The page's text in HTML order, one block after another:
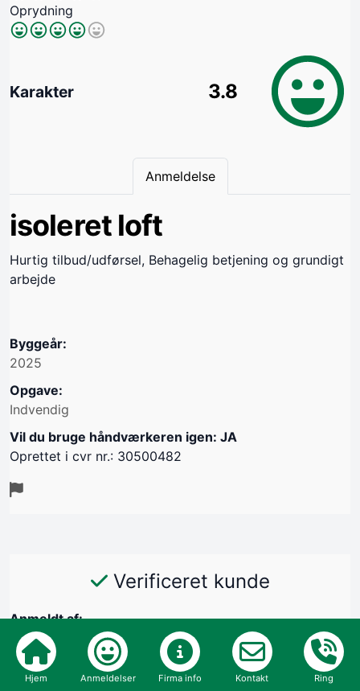
Oprydning
Karakter 3.8
Anmeldelse
isoleret loft
Hurtig tilbud/udførsel, Behagelig betjening og grundigt
arbejde
Byggeår:
2025
Opgave:
Indvendig
Vil du bruge håndværkeren igen: JA
Oprettet i cvr nr.: 30500482
Verificeret kunde
Anmeldt af:
Lis Andersen, 3140 ålsgårde
21/05-2025
Hjem Anmeldelser Firma info Kontakt Ring